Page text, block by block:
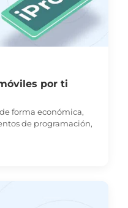
por ti
forma económica,
de programación,